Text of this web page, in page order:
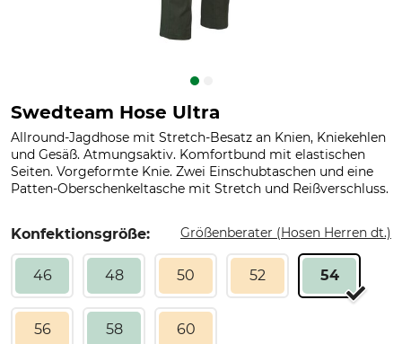
Swedteam Hose Ultra
Allround-Jagdhose mit Stretch-Besatz an Knien, Kniekehlen
und Gesäß. Atmungsaktiv. Komfortbund mit elastischen
Seiten. Vorgeformte Knie. Zwei Einschubtaschen und eine
Patten-Oberschenkeltasche mit Stretch und Reißverschluss.
Konfektionsgröße: Größenberater (Hosen Herren dt.)
46 48 50 52 54
56 58 60